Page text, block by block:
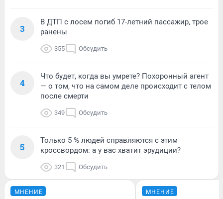
3
В ДТП с лосем погиб 17-летний пассажир, трое
ранены
355 Обсудить
4
Что будет, когда вы умрете? Похоронный агент
— о том, что на самом деле происходит с телом
после смерти
349 Обсудить
5
Только 5 % людей справляются с этим
кроссвордом: а у вас хватит эрудиции?
321 Обсудить
МНЕНИЕ МНЕНИЕ